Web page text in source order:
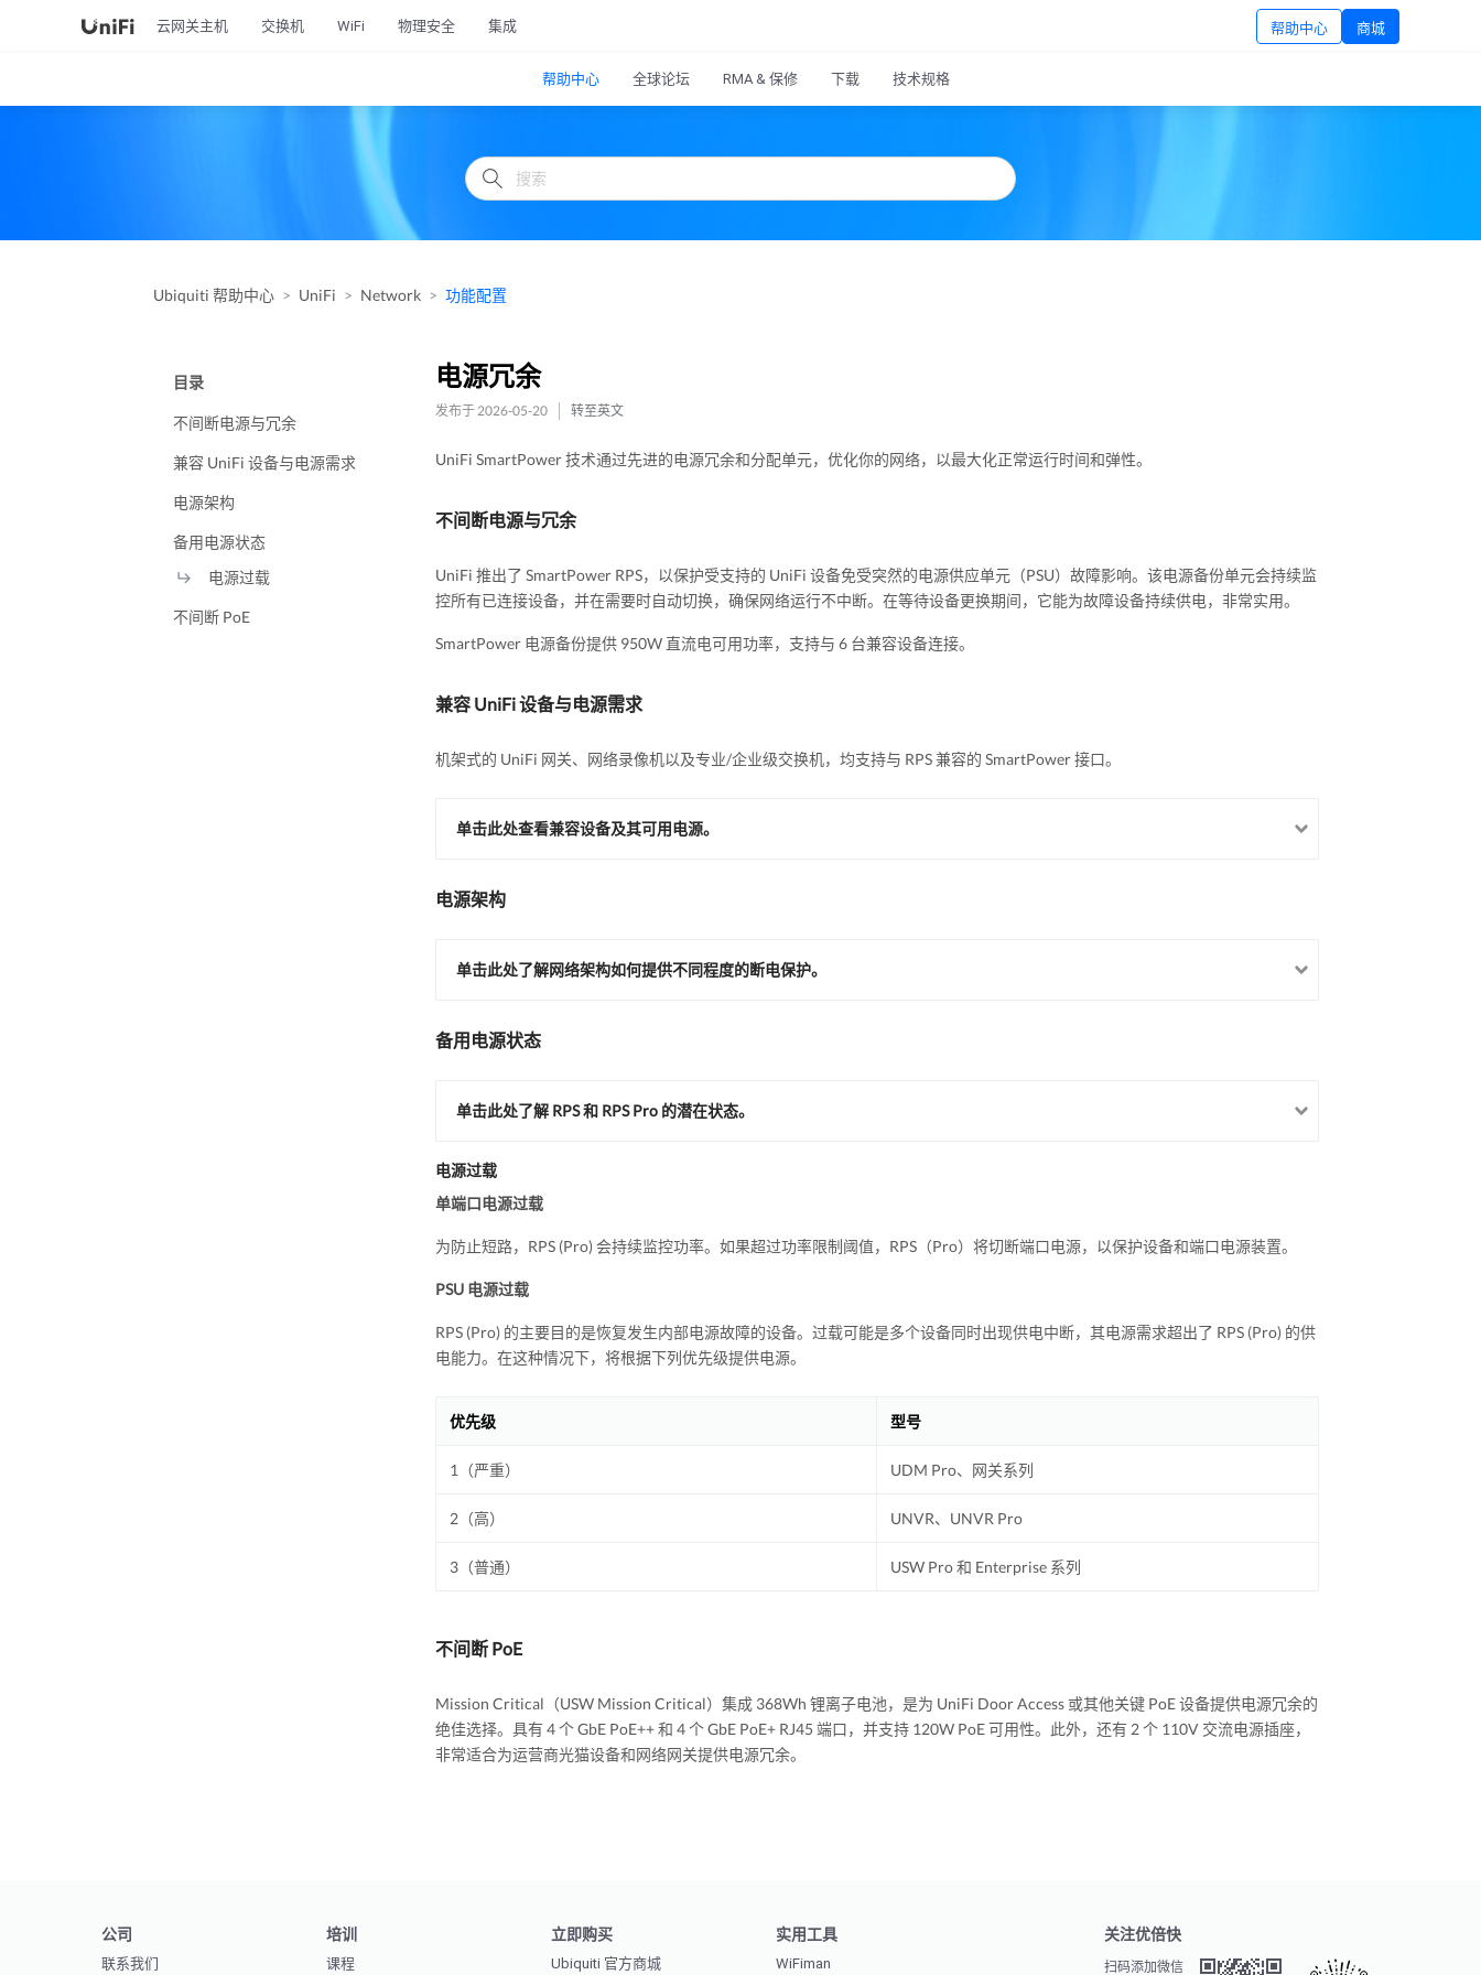
云网关主机 交换机 WiFi 物理安全 集成 帮助中心 商城
帮助中心 全球论坛 RMA & 保修 下载 技术规格
Ubiquiti 帮助中心 UniFi Network 功能配置
目录
不间断电源与冗余
兼容 UniFi 设备与电源需求
电源架构
备用电源状态
电源过载
不间断 PoE
电源冗余
发布于 2026-05-20 转至英文
UniFi SmartPower 技术通过先进的电源冗余和分配单元，优化你的网络，以最大化正常运行时间和弹性。
不间断电源与冗余
UniFi 推出了 SmartPower RPS，以保护受支持的 UniFi 设备免受突然的电源供应单元（PSU）故障影响。该电源备份单元会持续监
控所有已连接设备，并在需要时自动切换，确保网络运行不中断。在等待设备更换期间，它能为故障设备持续供电，非常实用。
SmartPower 电源备份提供 950W 直流电可用功率，支持与 6 台兼容设备连接。
兼容 UniFi 设备与电源需求
机架式的 UniFi 网关、网络录像机以及专业/企业级交换机，均支持与 RPS 兼容的 SmartPower 接口。
单击此处查看兼容设备及其可用电源。
电源架构
单击此处了解网络架构如何提供不同程度的断电保护。
备用电源状态
单击此处了解 RPS 和 RPS Pro 的潜在状态。
电源过载
单端口电源过载
为防止短路，RPS (Pro) 会持续监控功率。如果超过功率限制阈值，RPS（Pro）将切断端口电源，以保护设备和端口电源装置。
PSU 电源过载
RPS (Pro) 的主要目的是恢复发生内部电源故障的设备。过载可能是多个设备同时出现供电中断，其电源需求超出了 RPS (Pro) 的供
电能力。在这种情况下，将根据下列优先级提供电源。
优先级 型号
1（严重） UDM Pro、网关系列
2（高） UNVR、UNVR Pro
3（普通） USW Pro 和 Enterprise 系列
不间断 PoE
Mission Critical（USW Mission Critical）集成 368Wh 锂离子电池，是为 UniFi Door Access 或其他关键 PoE 设备提供电源冗余的
绝佳选择。具有 4 个 GbE PoE++ 和 4 个 GbE PoE+ RJ45 端口，并支持 120W PoE 可用性。此外，还有 2 个 110V 交流电源插座，
非常适合为运营商光猫设备和网络网关提供电源冗余。
公司
联系我们
培训
课程
立即购买
Ubiquiti 官方商城
实用工具
WiFiman
关注优倍快
扫码添加微信